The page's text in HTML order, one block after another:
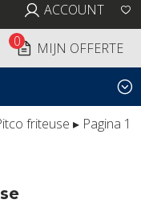
MIJN OFFERTE
0
ACCOUNT
friteuse ▸ Pagina 1